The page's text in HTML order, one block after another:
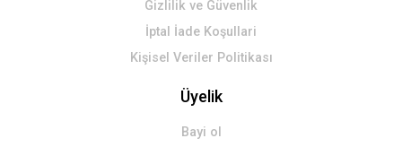
Gizlilik ve Güvenlik
İptal İade Koşullari
Kişisel Veriler Politikası
Üyelik
Bayi ol